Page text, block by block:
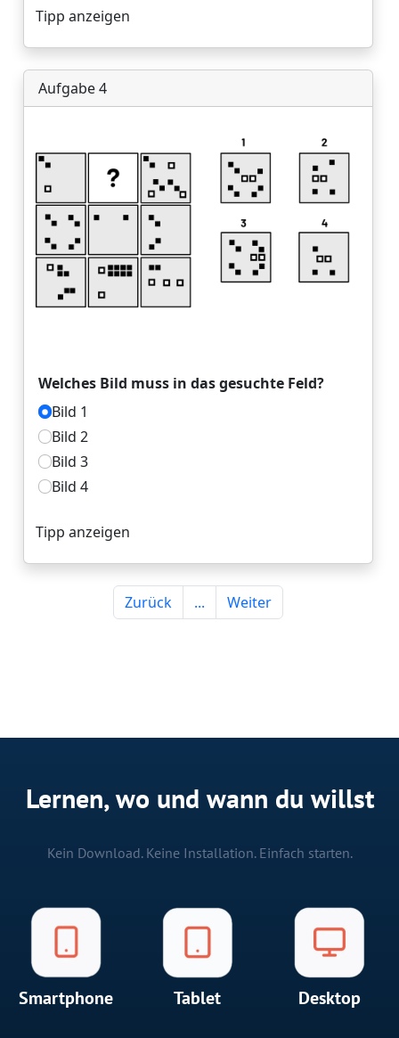
Lernen, wo und wann du willst
Kein Download. Keine Installation. Einfach starten.
Smartphone Tablet Desktop